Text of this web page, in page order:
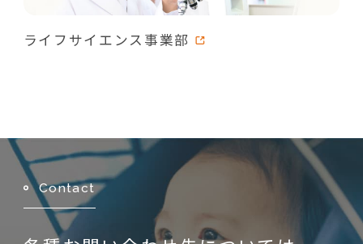
ライフサイエンス事業部
Contact